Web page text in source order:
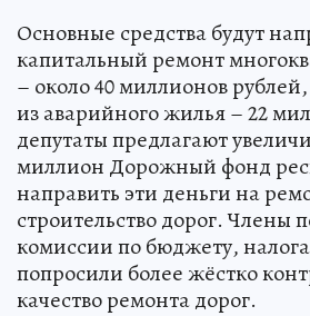
Основные средства будут
капитальный ремонт
– около 40 миллионов
из аварийного жилья – 22
депутаты предлагают
миллион Дорожный фонд
направить эти деньги на
строительство дорог. Члены
комиссии по бюджету,
попросили более жёстко
качество ремонта дорог.